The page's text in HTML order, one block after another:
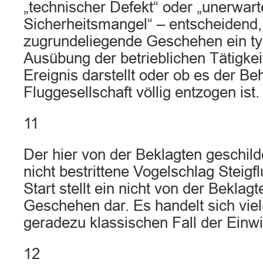
„technischer Defekt“ oder
Sicherheitsmangel“ –
zugrundeliegende Geschehen ein
Ausübung der betrieblichen
Ereignis darstellt oder ob es der
Fluggesellschaft völlig entzogen ist.
11
Der hier von der Beklagten
nicht bestrittene Vogelschlag
Start stellt ein nicht von der
Geschehen dar. Es handelt sich
geradezu klassischen Fall der
12